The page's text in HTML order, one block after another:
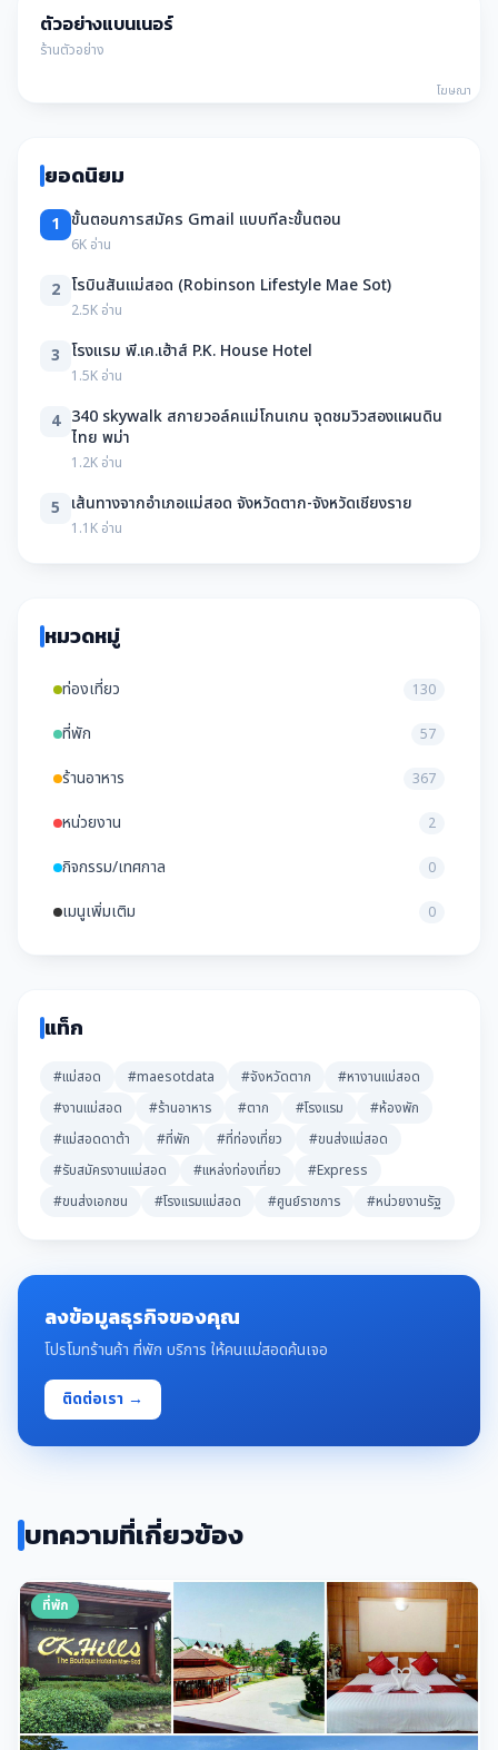
ตัวอย่างแบนเนอร์
ร้านตัวอย่าง
โฆษณา
ยอดนิยม
1 ขั้นตอนการสมัคร Gmail แบบทีละขั้นตอน
6K อ่าน
2 โรบินสันแม่สอด (Robinson Lifestyle Mae Sot)
2.5K อ่าน
3 โรงแรม พี.เค.เฮ้าส์ P.K. House Hotel
1.5K อ่าน
4 340 skywalk สกายวอล์คแม่โกนเกน จุดชมวิวสองแผนดิน
ไทย พม่า
1.2K อ่าน
5 เส้นทางจากอำเภอแม่สอด จังหวัดตาก-จังหวัดเชียงราย
1.1K อ่าน
หมวดหมู่
ท่องเที่ยว 130
ที่พัก 57
ร้านอาหาร 367
หน่วยงาน 2
กิจกรรม/เทศกาล 0
เมนูเพิ่มเติม 0
แท็ก
#แม่สอด #maesotdata #จังหวัดตาก
#หางานแม่สอด
#งานแม่สอด
#ร้านอาหาร #ตาก #โรงแรม
#ห้องพัก
#แม่สอดดาต้า
#ที่พัก #ที่ท่องเที่ยว
#ขนส่งแม่สอด
#รับสมัครงานแม่สอด
#แหล่งท่องเที่ยว
#Express
#ขนส่งเอกชน
#โรงแรมแม่สอด #ศูนย์ราชการ #หน่วยงานรัฐ
ลงข้อมูลธุรกิจของคุณ
โปรโมทร้านค้า ที่พัก บริการ ให้คนแม่สอดค้นเจอ
ติดต่อเรา →
บทความที่เกี่ยวข้อง
ที่พัก